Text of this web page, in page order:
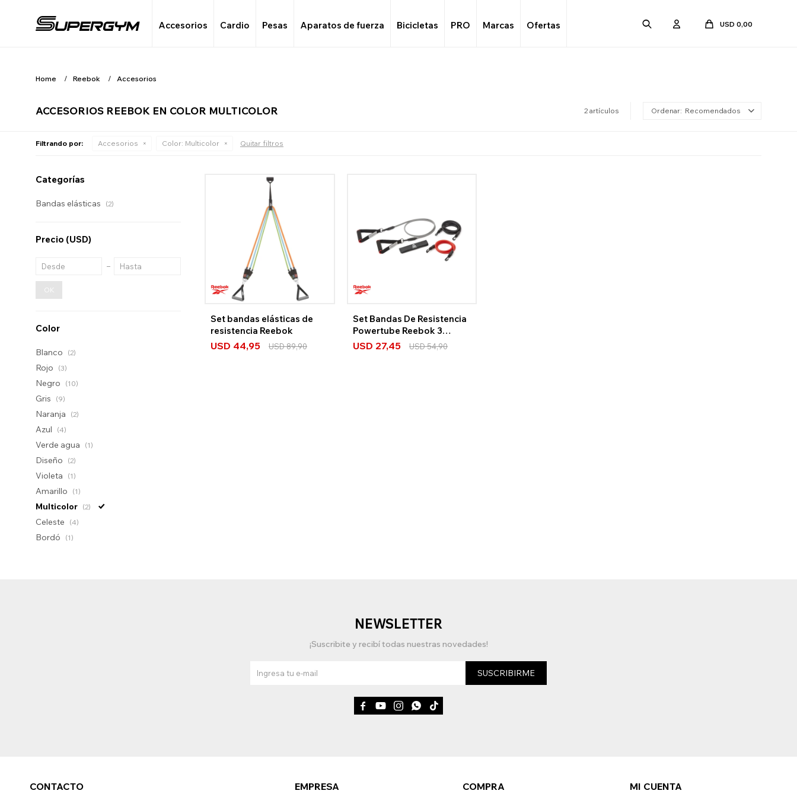
Accesorios Cardio Pesas Aparatos de fuerza Bicicletas PRO Marcas Ofertas USD 0,00
Home Reebok Accesorios
ACCESORIOS REEBOK EN COLOR MULTICOLOR 2 artículos Recomendados
Filtrando por: Accesorios Color: Multicolor Quitar filtros
Set bandas elásticas de
resistencia Reebok
USD 44,95 USD89,90
Set Bandas De Resistencia
Powertube Reebok 3
Niveles
USD 27,45 USD54,90
Categorías
Bandas elásticas (2)
Precio (USD)
OK
Color
Blanco (2)
Rojo (3)
Negro (10)
Gris (9)
Naranja (2)
Azul (4)
Verde agua (1)
Diseño (2)
Violeta (1)
Amarillo (1)
Multicolor (2)
Celeste (4)
Bordó (1)
CONTACTO EMPRESA COMPRA MI CUENTA
NEWSLETTER
¡Suscribite y recibí todas nuestras novedades!
SUSCRIBIRME
    